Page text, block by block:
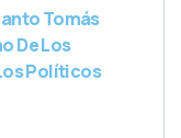
Tomás
De Los
Políticos